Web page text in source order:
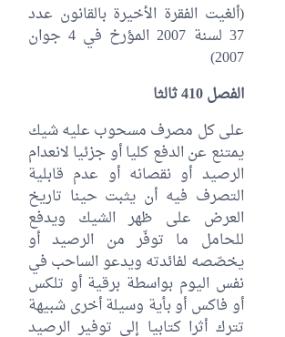
(ألغيت الفقرة الأخيرة بالقانون عدد
37 لسنة 2007 المؤرخ في 4 جوان
2007‏)
الفصل 410 ثالثا
على كل مصرف مسحوب عليه شيك
يمتنع عن الدفع كليا أو جزئيا لانعدام
الرصيد أو نقصانه أو عدم قابلية
التصرف فيه أن يثبت حينا تاريخ
العرض على ظهر الشيك ويدفع
للحامل ما توفّر من الرصيد أو
يخصّصه لفائدته ويدعو الساحب في
نفس اليوم بواسطة برقية أو تلكس
أو فاكس أو بأية وسيلة أخرى شبيهة
تترك أثرا كتابيا إلى توفير الرصيد